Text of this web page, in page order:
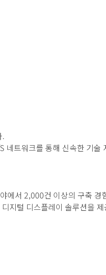
.
네트워크를 통해 신속한 기술
에서 2,000건 이상의 구축 경
지털 디스플레이 솔루션을